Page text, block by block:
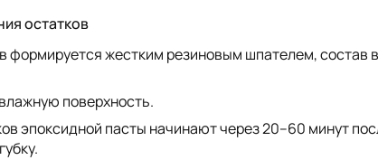
остатков
формируется жестким резиновым шпателем, состав
поверхность.
эпоксидной пасты начинают через 20–60 минут